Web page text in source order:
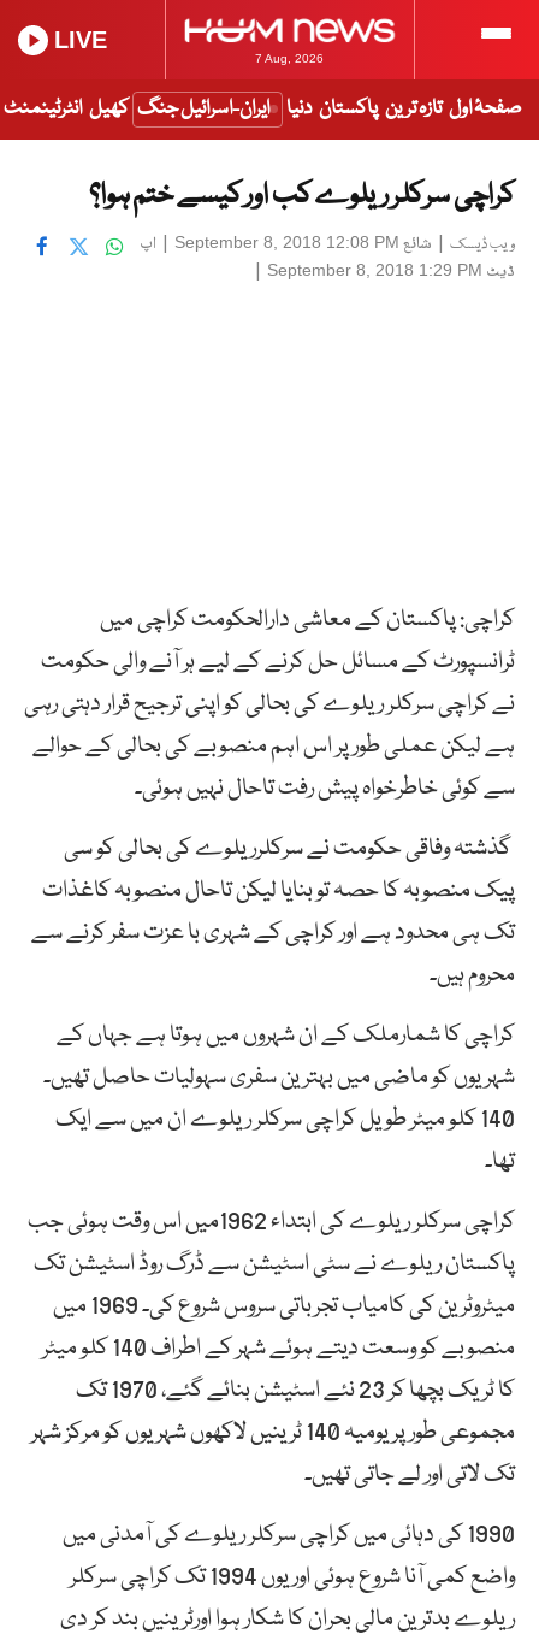
7 Aug, 2026
LIVE
صفحۂ اول تازہ ترین پاکستان دنیا ایران-اسرائیل جنگ کھیل انٹرٹینمنٹ
کراچی سرکلر ریلوے کب اور کیسے ختم ہوا؟
ویب ڈیسک | شائع September 8, 2018 12:08 PM
| اپ
ڈیٹ September 8, 2018 1:29 PM
|
کراچی: پاکستان کے معاشی دارالحکومت کراچی میں
ٹرانسپورٹ کے مسائل حل کرنے کے لیے ہر آنے والی حکومت
نے کراچی سرکلر ریلوے کی بحالی کو اپنی ترجیح قرار دہتی رہی
ہے لیکن عملی طور پر اس اہم منصوبے کی بحالی کے حوالے
سے کوئی خاطرخواہ پیش رفت تاحال نہیں ہوئی۔
گذشتہ وفاقی حکومت نے سرکلرریلوے کی بحالی کو سی
پیک منصوبہ کا حصہ تو بنایا لیکن تاحال منصوبہ کاغذات
تک ہی محدود ہے اور کراچی کے شہری با عزت سفر کرنے سے
محروم ہیں۔
کراچی کا شمارملک کے ان شہروں میں ہوتا ہے جہاں کے
شہریوں کو ماضی میں بہترین سفری سہولیات حاصل تھیں۔
140 کلو میٹر طویل کراچی سرکلر ریلوے ان میں سے ایک
تھا۔
کراچی سرکلر ریلوے کی ابتداء 1962میں اس وقت ہوئی جب
پاکستان ریلوے نے سٹی اسٹیشن سے ڈرگ روڈ اسٹیشن تک
میٹروٹرین کی کامیاب تجرباتی سروس شروع کی۔ 1969 میں
منصوبے کو وسعت دیتے ہوئے شہر کے اطراف 140 کلو میٹر
کا ٹریک بچھا کر 23 نئے اسٹیشن بنائے گئے، 1970 تک
مجموعی طور پر یومیہ 140 ٹرینیں لاکھوں شہریوں کو مرکز شہر
تک لاتی اور لے جاتی تھیں۔
1990 کی دہائی میں کراچی سرکلر ریلوے کی آمدنی میں
واضع کمی آنا شروع ہوئی اور یوں 1994 تک کراچی سرکلر
ریلوے بدترین مالی بحران کا شکار ہوا اورٹرینیں بند کر دی